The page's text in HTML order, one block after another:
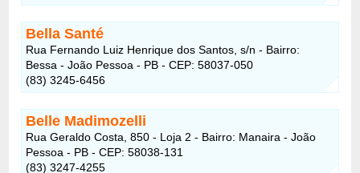
Bella Santé
Rua Fernando Luiz Henrique dos Santos, s/n - Bairro:
Bessa - João Pessoa - PB - CEP: 58037-050
(83) 3245-6456
Belle Madimozelli
Rua Geraldo Costa, 850 - Loja 2 - Bairro: Manaira - João
Pessoa - PB - CEP: 58038-131
(83) 3247-4255